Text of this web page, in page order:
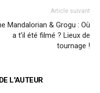
Article suivant
Mandalorian & Grogu : Où
a t’il été filmé ? Lieux de
tournage !
L'AUTEUR